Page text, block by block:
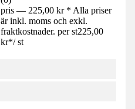
pris — 225,00 kr * Alla priser
är inkl. moms och exkl.
fraktkostnader. per st225,00
kr*/ st